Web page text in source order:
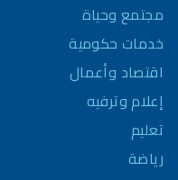
مجتمع وحياة
خدمات حكومية
اقتصاد وأعمال
إعلام وترفيه
تعليم
رياضة